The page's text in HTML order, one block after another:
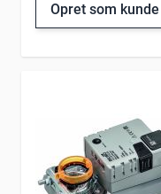
Opret som kunde